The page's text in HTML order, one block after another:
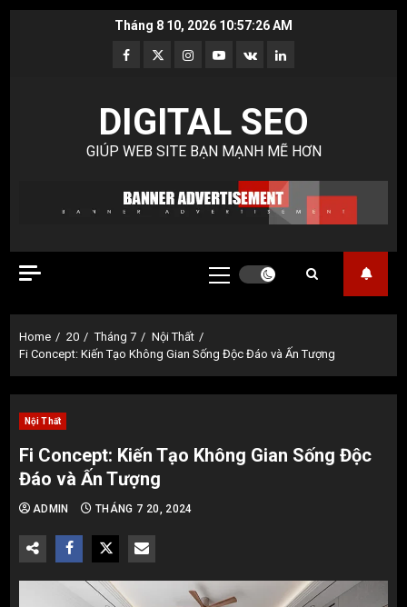
Tháng 8 10, 2026 10:57:27 AM
Facebook
TwitterInstagram
Youtube
VK LinkedIn
DIGITAL SEO
GIÚP WEB SITE BẠN MẠNH MẼ HƠN
Primary
Home 20 Tháng 7
Nội Thất
Fi Concept: Kiến Tạo Không Gian Sống Độc Đáo và Ấn Tượng
Nội Thất
Fi Concept: Kiến Tạo Không Gian Sống Độc
Đáo và Ấn Tượng
ADMIN THÁNG 7 20, 2024